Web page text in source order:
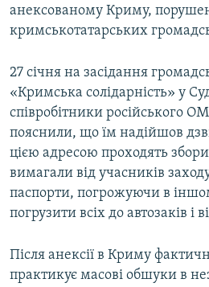
анексованому Криму,
кримськотатарських
27 січня на засідання
«Кримська солідарність» у
співробітники російського
пояснили, що їм надійшов
цією адресою проходять
вимагали від учасників
паспорти, погрожуючи в
погрузити всіх до автозаків і
Після анексії в Криму
практикує масові обшуки в